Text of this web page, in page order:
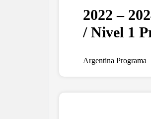
2022 –
/ Nivel 1
Argentina Programa